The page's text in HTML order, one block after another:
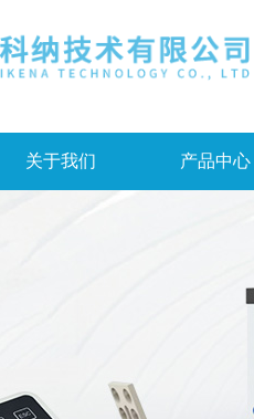
关于我们 产品中心